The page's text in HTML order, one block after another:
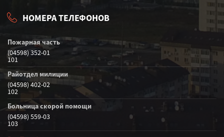
НОМЕРА ТЕЛЕФОНОВ
Пожарная часть
(04598) 352-01
101
Райотдел милиции
(04598) 402-02
102
Больница скорой помощи
(04598) 559-03
103